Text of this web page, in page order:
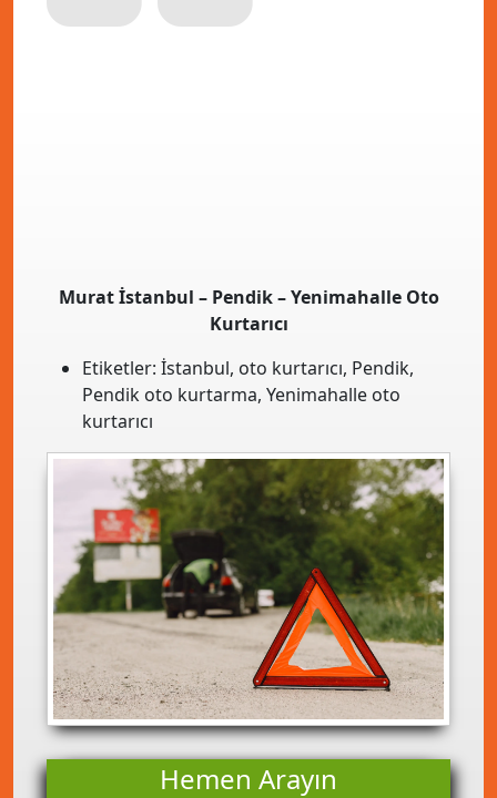
Murat İstanbul – Pendik – Yenimahalle Oto
Kurtarıcı
Etiketler: İstanbul, oto kurtarıcı, Pendik,
Pendik oto kurtarma, Yenimahalle oto
kurtarıcı
Hemen Arayın